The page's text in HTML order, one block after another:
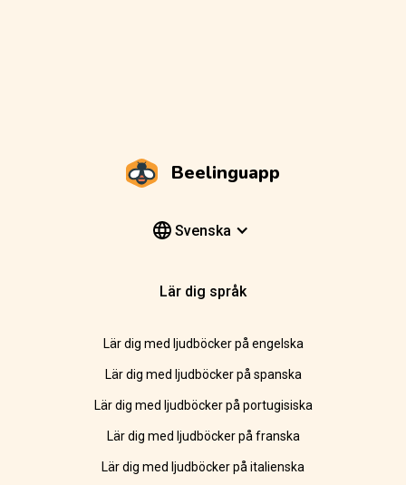
Beelinguapp
Svenska
Lär dig språk
Lär dig med ljudböcker på engelska
Lär dig med ljudböcker på spanska
Lär dig med ljudböcker på portugisiska
Lär dig med ljudböcker på franska
Lär dig med ljudböcker på italienska